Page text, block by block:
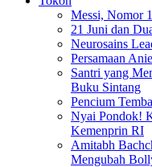
Messi, Nomor
21 Juni dan
Neurosains
Persamaan
Santri yang
Buku Sintang
Pencium
Nyai Pondok!
Kemenprin RI
Amitabh
Mengubah